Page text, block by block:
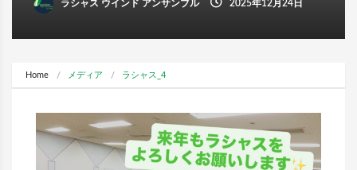
ラシャス ウインド アンサンブル 2025年12月24日
Home メディア ラシャス_4